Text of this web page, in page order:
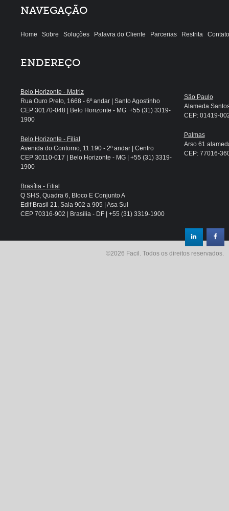
NAVEGAÇÃO
Home Sobre Soluções Palavra do Cliente Parcerias Restrita Contato
ENDEREÇO
Belo Horizonte - Matriz
Rua Ouro Preto, 1668 - 6º andar | Santo Agostinho
CEP 30170-048 | Belo Horizonte - MG +55 (31) 3319-
1900
Belo Horizonte - Filial
Avenida do Contorno, 11.190 - 2º andar | Centro
CEP 30110-017 | Belo Horizonte - MG | +55 (31) 3319-
1900
Brasília - Filial
Q SHS, Quadra 6, Bloco E Conjunto A
Edif Brasil 21, Sala 902 a 905 | Asa Sul
CEP 70316-902 | Brasília - DF | +55 (31) 3319-1900
São Paulo
Alameda
CEP: 01419-
Palmas
Arso 61
CEP: 77016-
.
©2026 Facil. Todos os direitos reservados.